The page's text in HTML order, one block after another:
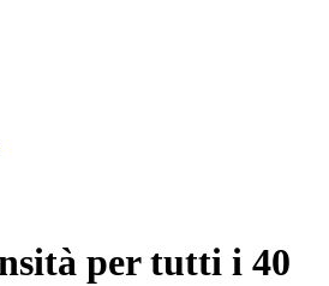
per tutti i 40